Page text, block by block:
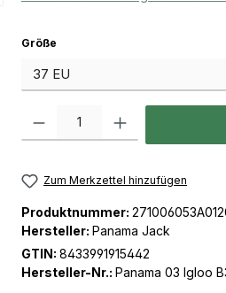
Größeauswählen
Produkt Anzahl: Gib den
Zum Merkzettel hinzufügen
Produktnummer:
Hersteller: Panama Jack
GTIN: 8433991915442
Hersteller-Nr.: Panama 03 Igloo